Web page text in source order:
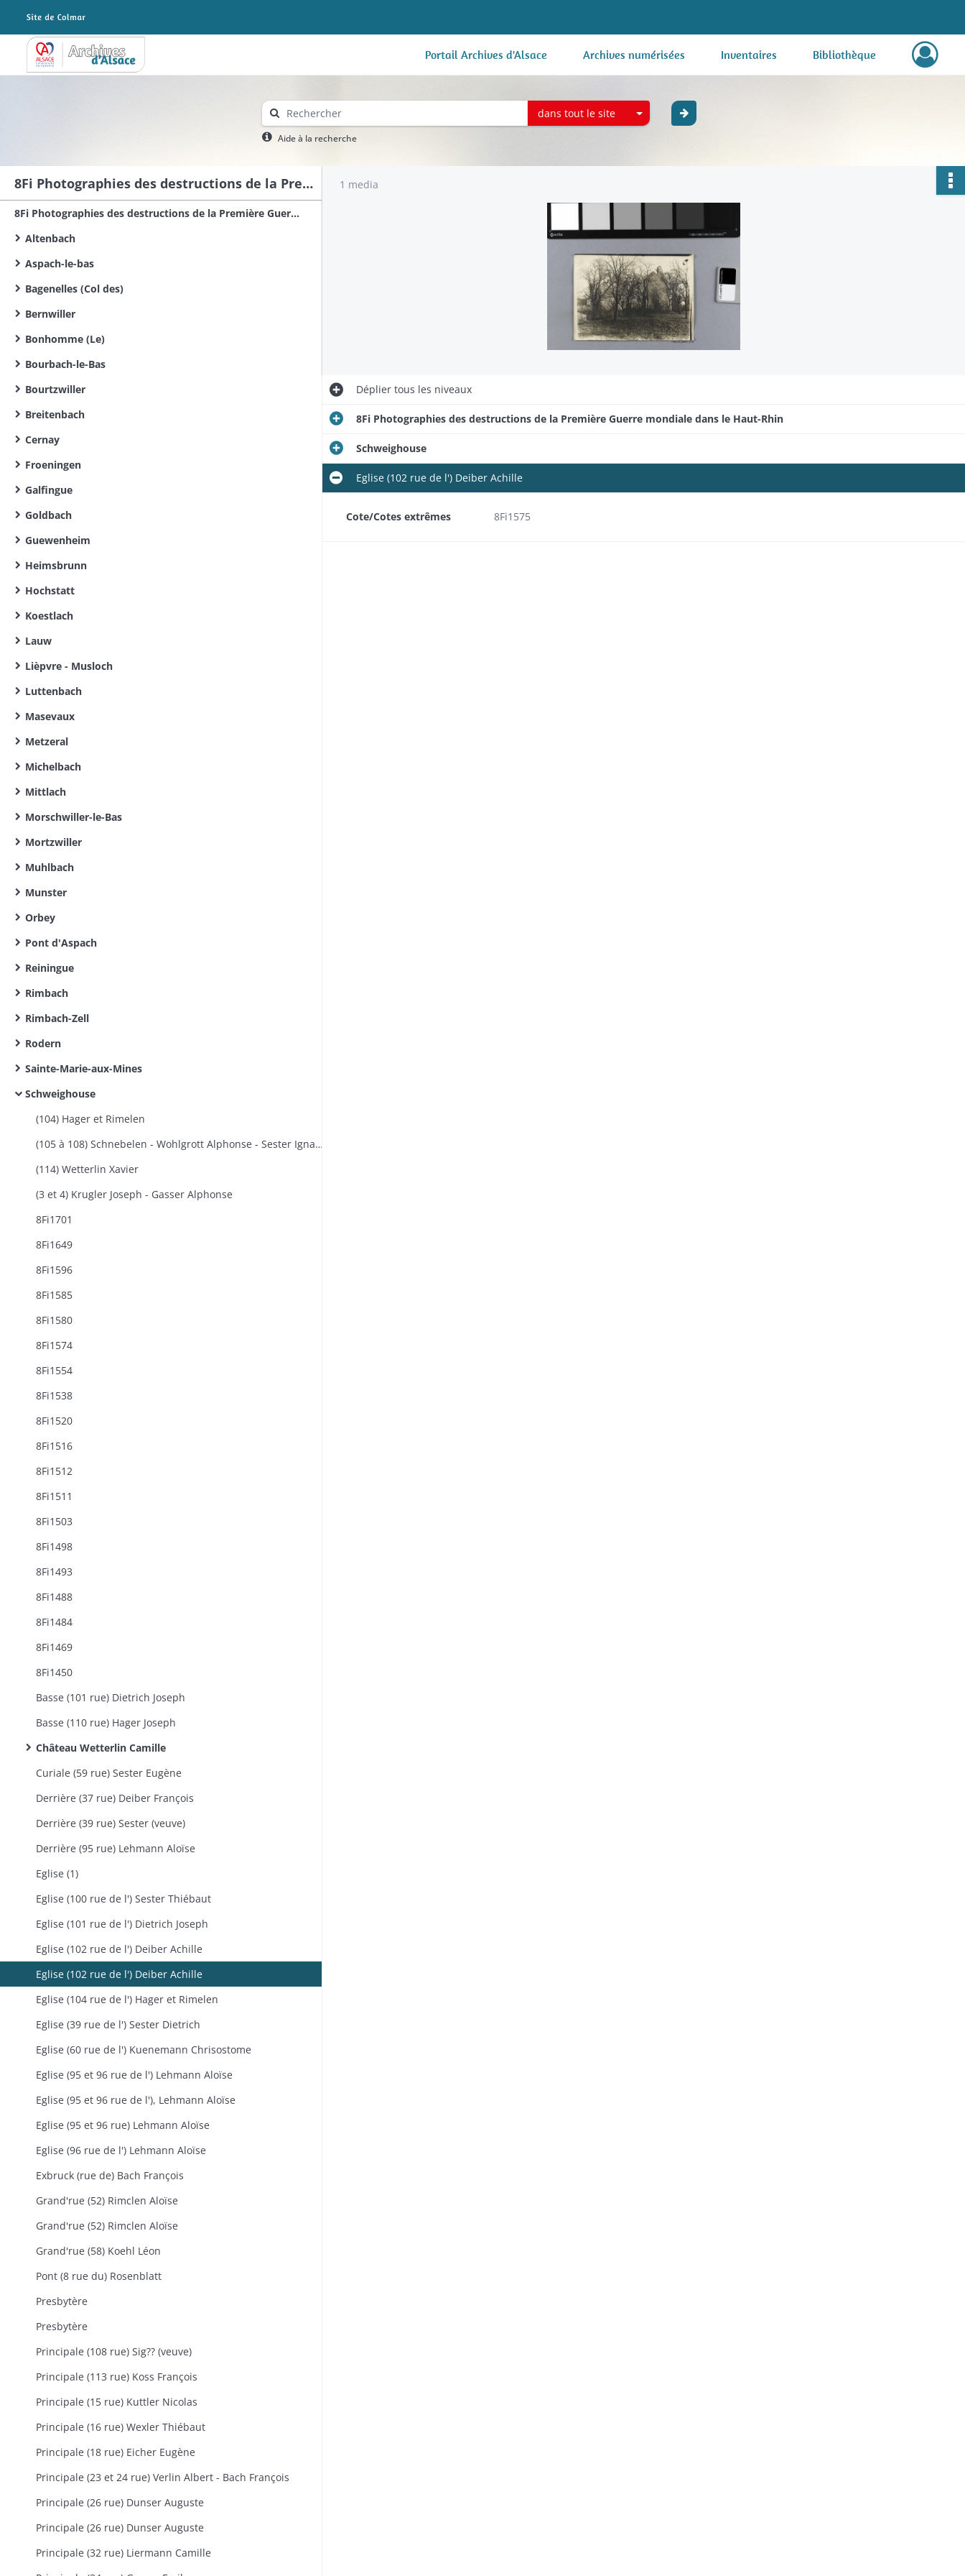
Archives Alsace - Colmar Portail Archives d'Alsace Archives numérisées Inventaires Bibliothèque
dans tout le site
Aide à la recherche
8Fi Photographies des destructions de la Première Guerre mondiale dans le sud du Haut-Rhin
8Fi Photographies des destructions de la Première Guerre mondiale dans le Haut-Rhin
Altenbach
Aspach-le-bas
Bagenelles (Col des)
Bernwiller
Bonhomme (Le)
Bourbach-le-Bas
Bourtzwiller
Breitenbach
Cernay
Froeningen
Galfingue
Goldbach
Guewenheim
Heimsbrunn
Hochstatt
Koestlach
Lauw
Lièpvre - Musloch
Luttenbach
Masevaux
Metzeral
Michelbach
Mittlach
Morschwiller-le-Bas
Mortzwiller
Muhlbach
Munster
Orbey
Pont d'Aspach
Reiningue
Rimbach
Rimbach-Zell
Rodern
Sainte-Marie-aux-Mines
Schweighouse
(104) Hager et Rimelen
(105 à 108) Schnebelen - Wohlgrott Alphonse - Sester Ignace - Sig?? (veuve)
(114) Wetterlin Xavier
(3 et 4) Krugler Joseph - Gasser Alphonse
8Fi1701
8Fi1649
8Fi1596
8Fi1585
8Fi1580
8Fi1574
8Fi1554
8Fi1538
8Fi1520
8Fi1516
8Fi1512
8Fi1511
8Fi1503
8Fi1498
8Fi1493
8Fi1488
8Fi1484
8Fi1469
8Fi1450
Basse (101 rue) Dietrich Joseph
Basse (110 rue) Hager Joseph
Château Wetterlin Camille
Curiale (59 rue) Sester Eugène
Derrière (37 rue) Deiber François
Derrière (39 rue) Sester (veuve)
Derrière (95 rue) Lehmann Aloïse
Eglise (1)
Eglise (100 rue de l') Sester Thiébaut
Eglise (101 rue de l') Dietrich Joseph
Eglise (102 rue de l') Deiber Achille
Eglise (102 rue de l') Deiber Achille
Eglise (104 rue de l') Hager et Rimelen
Eglise (39 rue de l') Sester Dietrich
Eglise (60 rue de l') Kuenemann Chrisostome
Eglise (95 et 96 rue de l') Lehmann Aloïse
Eglise (95 et 96 rue de l'), Lehmann Aloïse
Eglise (95 et 96 rue) Lehmann Aloïse
Eglise (96 rue de l') Lehmann Aloïse
Exbruck (rue de) Bach François
Grand'rue (52) Rimclen Aloïse
Grand'rue (52) Rimclen Aloïse
Grand'rue (58) Koehl Léon
Pont (8 rue du) Rosenblatt
Presbytère
Presbytère
Principale (108 rue) Sig?? (veuve)
Principale (113 rue) Koss François
Principale (15 rue) Kuttler Nicolas
Principale (16 rue) Wexler Thiébaut
Principale (18 rue) Eicher Eugène
Principale (23 et 24 rue) Verlin Albert - Bach François
Principale (26 rue) Dunser Auguste
Principale (26 rue) Dunser Auguste
Principale (32 rue) Liermann Camille
1 media
Dépliertous les niveaux
8Fi Photographies des destructions de la Première Guerre mondiale dans le Haut-Rhin
Schweighouse
Eglise (102 rue de l') Deiber Achille
Cote/Cotes extrêmes 8Fi1575